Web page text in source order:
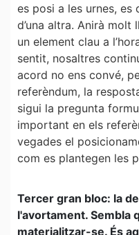
es posi a les urnes, es
d’una altra. Anirà
un element clau a
sentit, nosaltres
acord no ens convé,
referèndum, la
sigui la pregunta
important en els
vegades el
com es plantegen les
Tercer gran bloc: la
l'avortament. Sembla
materialitzar-se. És